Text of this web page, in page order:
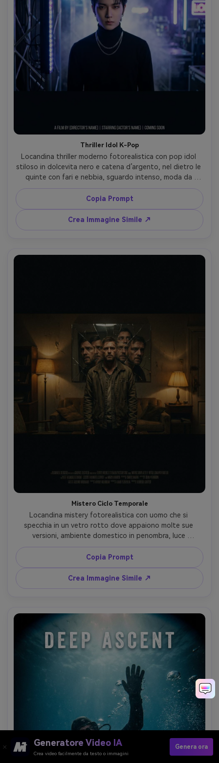
Thriller Idol K-Pop
Locandina thriller moderno fotorealistica con pop idol
stiloso in dolcevita nero e catena d’argento, nel dietro le
quinte con fari e nebbia, sguardo intenso, moda da
editoriale alta, scattata con Canon EOS R5 50mm f/1.2,
focus volto nitido con bokeh cremoso, accenti neon
freddi, spazio titolo in alto, area crediti pulita sotto --ar
4:5
Copia Prompt
Crea Immagine Simile ↗
Mistero Ciclo Temporale
Locandina mistery fotorealistica con uomo che si
specchia in un vetro rotto dove appaiono molte sue
versioni, ambiente domestico in penombra, luce
tungsteno d’atmosfera, doppia esposizione sottile ma
realistica, scattata con Sony A7R V 50mm f/1.4,
composizione centrale, riflessi dettagliati, spazio per
titolo e tagline in alto, grana e texture di pellicola, crediti
in basso --ar 4:5
Copia Prompt
Crea Immagine Simile ↗
Generatore Video IA
Crea video facilmente da testo o immagini
Genera ora